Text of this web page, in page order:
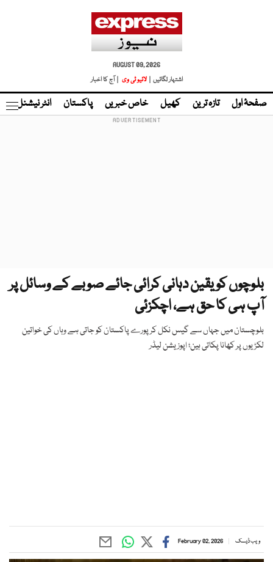
AUGUST 09, 2026
اشتہار لگائیں |
لائیو ٹی وی | آج کا اخبار
صفحۂ اول تازہ ترین کھیل خاص خبریں پاکستان انٹر نیشنل
بلوچوں کو یقین دہانی کرائی جائے صوبے کے وسائل پر
آپ ہی کا حق ہے، اچکزئی
بلوچستان میں جہاں سے گیس نکل کر پورے پاکستان کو جاتی ہے وہاں کی خواتین
لکڑیوں پر کھانا پکاتی ہین؛ اپوزیشن لیڈر
ویب ڈیسک February 02, 2026